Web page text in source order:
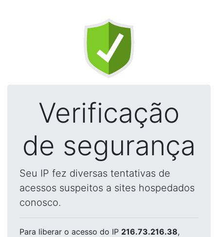
Verificação
de segurança
Seu IP fez diversas tentativas de
acessos suspeitos a sites hospedados
conosco.
Para liberar o acesso do IP 216.73.216.38,